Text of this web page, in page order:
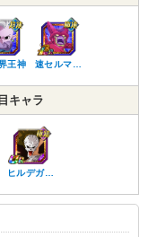
王神 速セルマ…
キャラ
ヒルデガ…